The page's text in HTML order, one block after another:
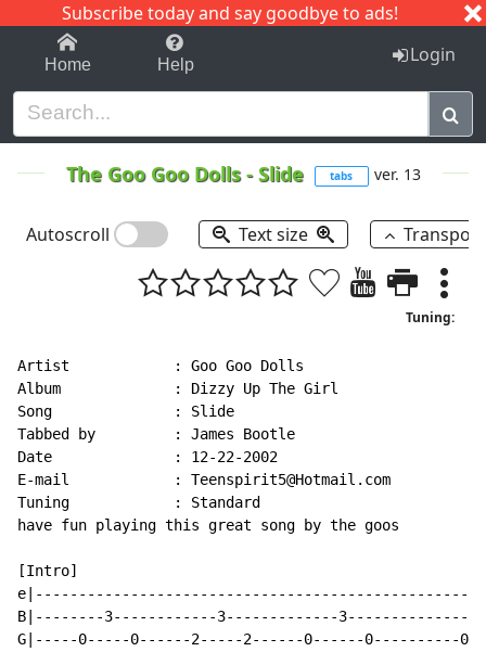
Subscribe today and say goodbye to ads!
1-9 C I J
Home Help Login
The Goo Goo Dolls-Slide tabs ver. 13
Autoscroll Text size
Tuning:
Artist            : Goo Goo Dolls
Album             : Dizzy Up The Girl
Song              : Slide
Tabbed by         : James Bootle
Date              : 12-22-2002
E-mail            : Teenspirit5@Hotmail.com
Tuning            : Standard
have fun playing this great song by the goos
[Intro]
B|--------3------------3-------------
G|-----0-----0------2-----2------0------0----------